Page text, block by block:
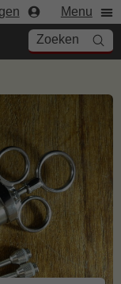
Menu
Zoeken